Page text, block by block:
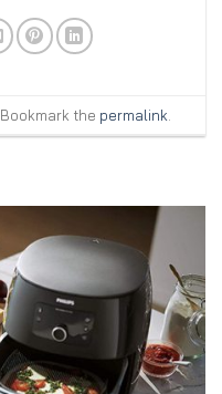
. Bookmark the permalink